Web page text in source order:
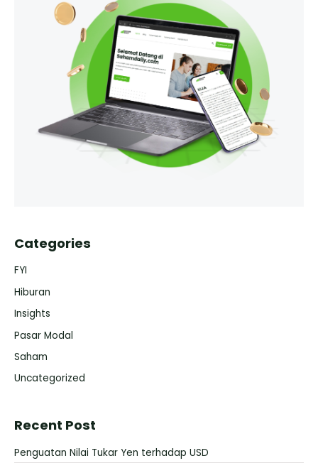
Categories
FYI
Hiburan
Insights
Pasar Modal
Saham
Uncategorized
Recent Post
Penguatan Nilai Tukar Yen terhadap USD